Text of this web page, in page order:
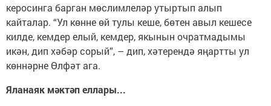
керосинга барган мөслимлеләр утыртып алып
кайталар. “Ул көнне өй тулы кеше, бөтен авыл кешесе
килде, кемдер елый, кемдер, якынын очратмадымы
икән, дип хәбәр сорый”, – дип, хәтерендә яңартты ул
көннәрне Өлфәт ага.
Яланаяк мәктәп еллары...